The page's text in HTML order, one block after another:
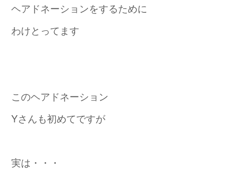
ヘアドネーションをするために
わけとってます
このヘアドネーション
Yさんも初めてですが
実は・・・